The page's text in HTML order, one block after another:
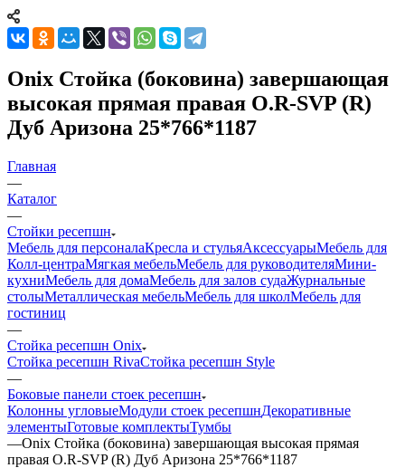
Onix Стойка (боковина) завершающая
высокая прямая правая O.R-SVP (R)
Дуб Аризона 25*766*1187
Главная
—
Каталог
—
Стойки ресепшн
Мебель для персоналаКресла и стульяАксессуарыМебель для
Колл-центраМягкая мебельМебель для руководителяМини-
кухниМебель для домаМебель для залов судаЖурнальные
столыМеталлическая мебельМебель для школМебель для
гостиниц
—
Стойка ресепшн Onix
Стойка ресепшн RivaСтойка ресепшн Style
—
Боковые панели стоек ресепшн
Колонны угловыеМодули стоек ресепшнДекоративные
элементыГотовые комплектыТумбы
—Onix Стойка (боковина) завершающая высокая прямая
правая O.R-SVP (R) Дуб Аризона 25*766*1187